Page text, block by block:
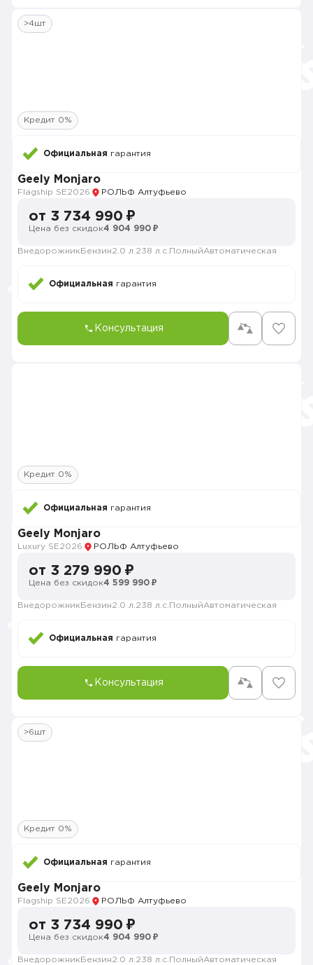
>4шт
Кредит 0%
Официальная гарантия
Geely Monjaro
Flagship SE2026 РОЛЬФ Алтуфьево
от 3 734 990 ₽
Цена без скидок4 904 990 ₽
Внедорожник Бензин2.0 л. 238 л.с. ПолныйАвтоматическая
Официальная гарантия
Консультация
Кредит 0%
Официальная гарантия
Geely Monjaro
Luxury SE2026 РОЛЬФ Алтуфьево
от 3 279 990 ₽
Цена без скидок4 599 990 ₽
Внедорожник Бензин2.0 л. 238 л.с. ПолныйАвтоматическая
Официальная гарантия
Консультация
>6шт
Кредит 0%
Официальная гарантия
Geely Monjaro
Flagship SE2026 РОЛЬФ Алтуфьево
от 3 734 990 ₽
Цена без скидок4 904 990 ₽
Внедорожник Бензин2.0 л. 238 л.с. ПолныйАвтоматическая